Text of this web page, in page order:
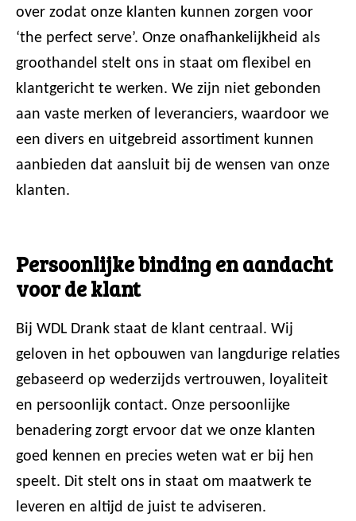
over zodat onze klanten kunnen zorgen voor
‘the perfect serve’. Onze onafhankelijkheid als
groothandel stelt ons in staat om flexibel en
klantgericht te werken. We zijn niet gebonden
aan vaste merken of leveranciers, waardoor we
een divers en uitgebreid assortiment kunnen
aanbieden dat aansluit bij de wensen van onze
klanten.
Persoonlijke binding en aandacht
voor de klant
Bij WDL Drank staat de klant centraal. Wij
geloven in het opbouwen van langdurige relaties
gebaseerd op wederzijds vertrouwen, loyaliteit
en persoonlijk contact. Onze persoonlijke
benadering zorgt ervoor dat we onze klanten
goed kennen en precies weten wat er bij hen
speelt. Dit stelt ons in staat om maatwerk te
leveren en altijd de juist te adviseren.